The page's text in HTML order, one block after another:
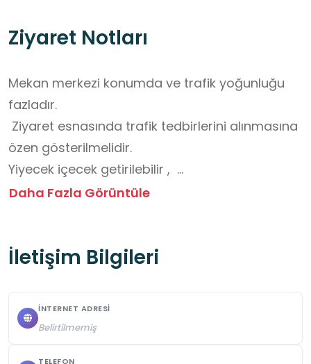
Ziyaret Notları
Mekan merkezi konumda ve trafik yoğunluğu
fazladır.
Ziyaret esnasında trafik tedbirlerini alınmasına
özen gösterilmelidir.
Yiyecek içecek getirilebilir ,
ekstra güvenlik önlemine gerek yoktur.
Engelli rampası olmadığı için engelli bireyler
Mekan merkezi konumda ve ulaşımda  trafik
Daha Fazla Görüntüle
İletişim Bilgileri
İNTERNET ADRESI
Belirtilmemiş
TELEFON